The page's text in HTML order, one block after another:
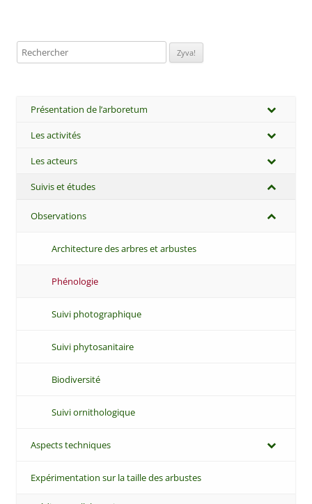
Rechercher:
Présentation de l’arboretum
Les activités
Les acteurs
Suivis et études
Observations
Architecture des arbres et arbustes
Phénologie
Suivi photographique
Suivi phytosanitaire
Biodiversité
Suivi ornithologique
Aspects techniques
Expérimentation sur la taille des arbustes